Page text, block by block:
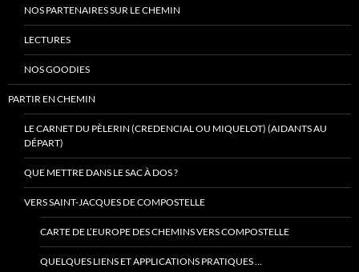
NOS PARTENAIRES SUR LE CHEMIN
LECTURES
NOS GOODIES
PARTIR EN CHEMIN
LE CARNET DU PÈLERIN (CREDENCIAL OU MIQUELOT) (AIDANTS AU
DÉPART)
QUE METTRE DANS LE SAC À DOS ?
VERS SAINT-JACQUES DE COMPOSTELLE
CARTE DE L’EUROPE DES CHEMINS VERS COMPOSTELLE
QUELQUES LIENS ET APPLICATIONS PRATIQUES …